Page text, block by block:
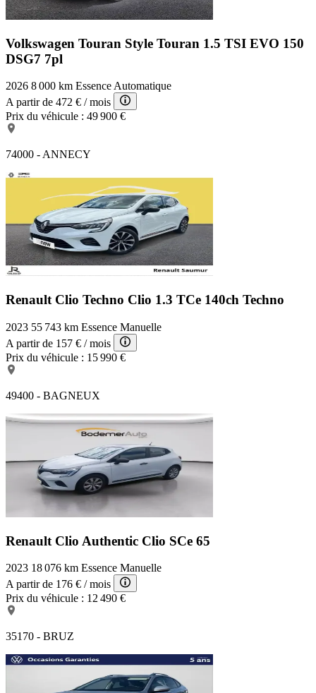
Volkswagen Touran Style Touran 1.5 TSI EVO 150
DSG7 7pl
2026 8 000 km EssenceAutomatique
A partir de 472 € / mois
Prix du véhicule : 49 900 €
74000 - ANNECY
Renault Clio Techno Clio 1.3 TCe 140ch Techno
2023 55 743 km Essence Manuelle
A partir de 157 € / mois
Prix du véhicule : 15 990 €
49400 - BAGNEUX
Renault Clio Authentic Clio SCe 65
2023 18 076 km Essence Manuelle
A partir de 176 € / mois
Prix du véhicule : 12 490 €
35170 - BRUZ